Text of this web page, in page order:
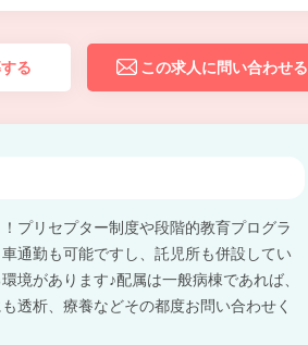
る この求人に問い合わせる
プリセプター制度や段階的教育プログラ
通勤も可能ですし、託児所も併設してい
境があります♪配属は一般病棟であれば、
透析、療養などその都度お問い合わせく